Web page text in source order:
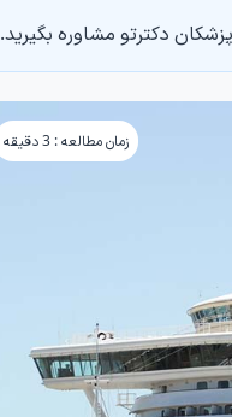
دکترتو مشاوره بگیرید.
زمان مطالعه : 3 دقیقه